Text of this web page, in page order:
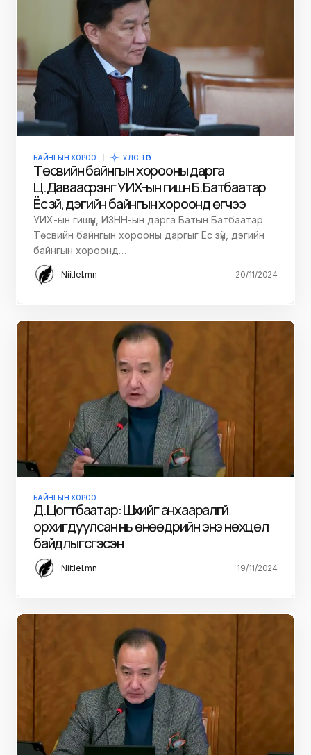
БАЙНГЫН ХОРОО УЛС ТӨР
Төсвийн байнгын хорооны дарга
Ц.Даваасүрэнг УИХ-ын гишүүн Б.Батбаатар
Ёс зүй, дэгийн байнгын хороонд өгчээ
УИХ-ын гишүүн, ИЗНН-ын дарга Батын Батбаатар
Төсвийн байнгын хорооны даргыг Ёс зүй, дэгийн
байнгын хороонд…
Niitlel.mn 20/11/2024
БАЙНГЫН ХОРОО
Д.Цогтбаатар: Шүүхийг анхааралгүй
орхигдуулсан нь өнөөдрийн энэ нөхцөл
байдлыг үүсгэсэн
Niitlel.mn 19/11/2024